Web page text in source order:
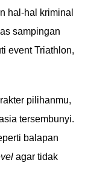
hal-hal kriminal
sampingan
event Triathlon,
pilihanmu,
tersembunyi.
balapan
agar tidak